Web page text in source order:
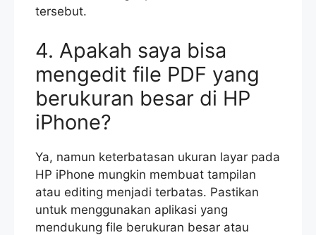
tersebut.
4. Apakah saya bisa
mengedit file PDF yang
berukuran besar di HP
iPhone?
Ya, namun keterbatasan ukuran layar pada
HP iPhone mungkin membuat tampilan
atau editing menjadi terbatas. Pastikan
untuk menggunakan aplikasi yang
mendukung file berukuran besar atau